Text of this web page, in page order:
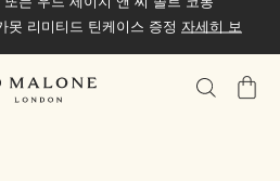
못 리미티드 틴케이스 증정 자세히 보
가